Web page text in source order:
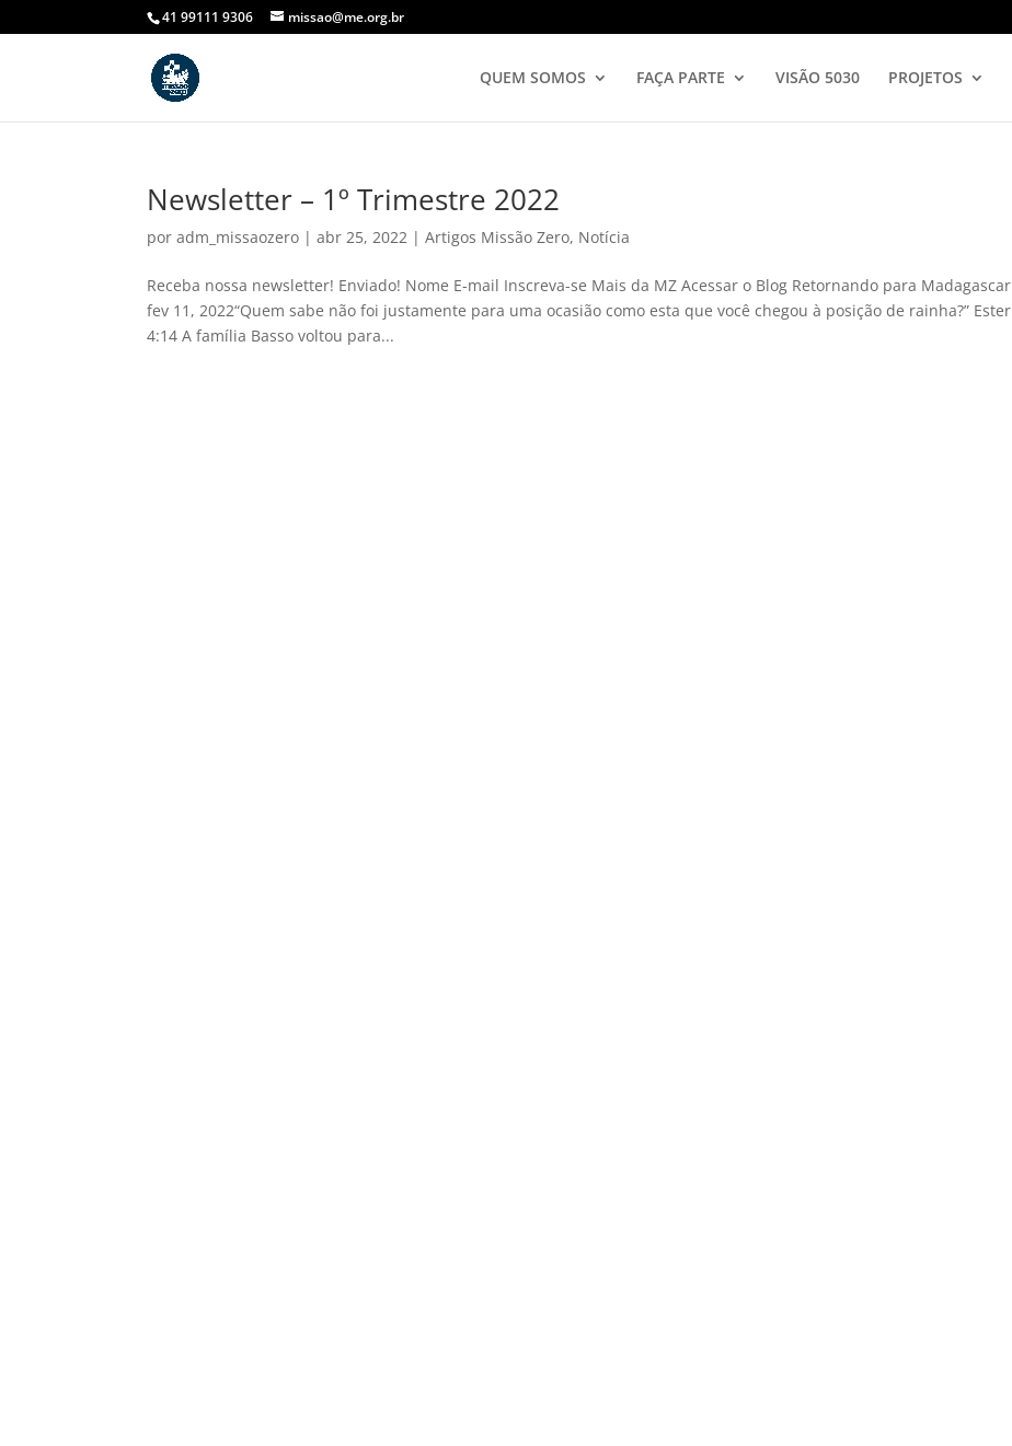
41 99111 9306 missao@me.org.br
QUEM SOMOS FAÇA PARTE VISÃO 5030 PROJETOS
Newsletter – 1º Trimestre 2022
poradm_missaozero |abr 25, 2022 |Artigos Missão Zero, Notícia
Receba nossa newsletter! Enviado! Nome E-mail Inscreva-se Mais da MZ Acessar o Blog Retornando para Madagascar
fev 11, 2022“Quem sabe não foi justamente para uma ocasião como esta que você chegou à posição de rainha?” ‭‭Ester‬
‭4:14‬ A família Basso voltou para...